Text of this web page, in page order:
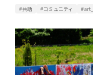
#共助 #コミュニティ